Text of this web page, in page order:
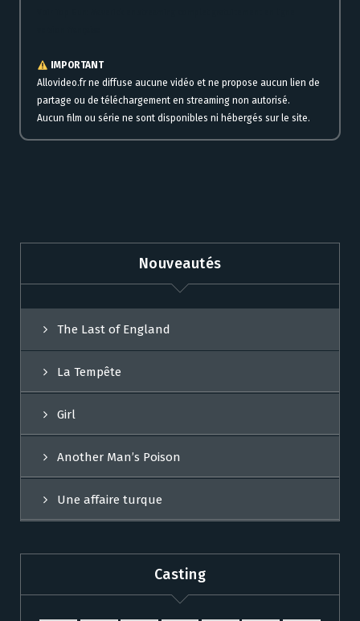
IMPORTANT
Allovideo.fr ne diffuse aucune vidéo et ne propose aucun lien de
partage ou de téléchargement en streaming non autorisé.
Aucun film ou série ne sont disponibles ni hébergés sur le site.
Nouveautés
The Last of England
La Tempête
Girl
Another Man’s Poison
Une affaire turque
Casting